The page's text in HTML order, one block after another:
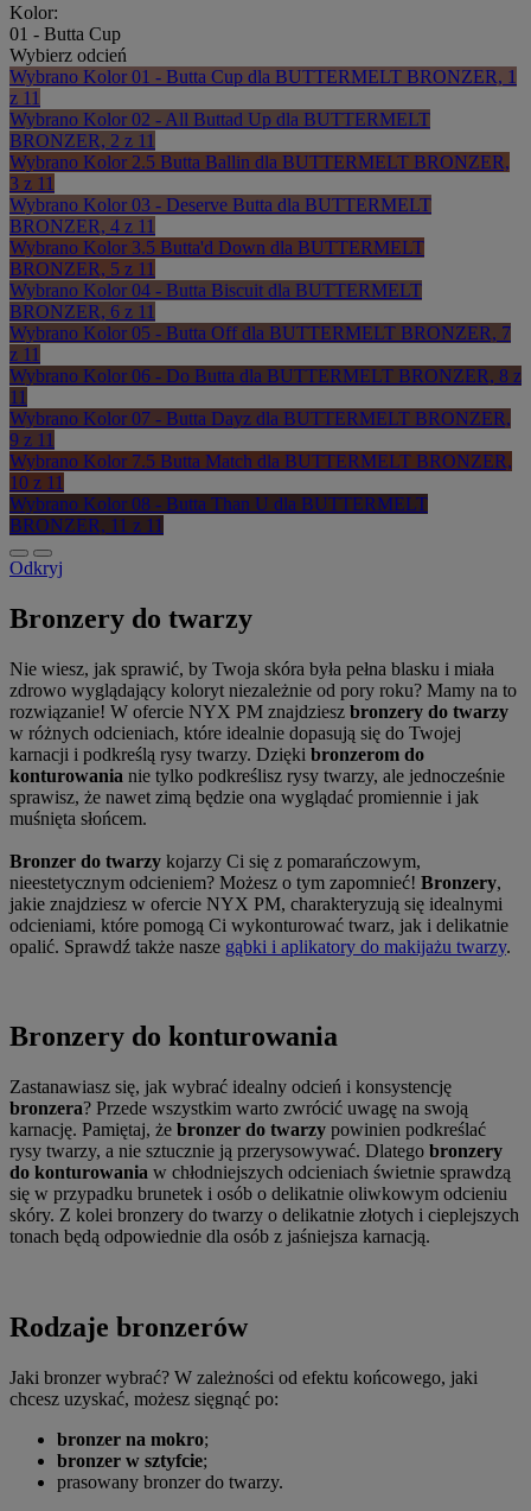
Kolor:
01 - Butta Cup
Wybierz odcień
Wybrano Kolor 01 - Butta Cup dla BUTTERMELT BRONZER, 1
z 11
Wybrano Kolor 02 - All Buttad Up dla BUTTERMELT
BRONZER, 2 z 11
Wybrano Kolor 2.5 Butta Ballin dla BUTTERMELT BRONZER,
3 z 11
Wybrano Kolor 03 - Deserve Butta dla BUTTERMELT
BRONZER, 4 z 11
Wybrano Kolor 3.5 Butta'd Down dla BUTTERMELT
BRONZER, 5 z 11
Wybrano Kolor 04 - Butta Biscuit dla BUTTERMELT
BRONZER, 6 z 11
Wybrano Kolor 05 - Butta Off dla BUTTERMELT BRONZER, 7
z 11
Wybrano Kolor 06 - Do Butta dla BUTTERMELT BRONZER, 8 z
11
Wybrano Kolor 07 - Butta Dayz dla BUTTERMELT BRONZER,
9 z 11
Wybrano Kolor 7.5 Butta Match dla BUTTERMELT BRONZER,
10 z 11
Wybrano Kolor 08 - Butta Than U dla BUTTERMELT
BRONZER, 11 z 11
Odkryj
Bronzery do twarzy
Nie wiesz, jak sprawić, by Twoja skóra była pełna blasku i miała
zdrowo wyglądający koloryt niezależnie od pory roku? Mamy na to
rozwiązanie! W ofercie NYX PM znajdziesz bronzery do twarzy
w różnych odcieniach, które idealnie dopasują się do Twojej
karnacji i podkreślą rysy twarzy. Dzięki bronzerom do
konturowania nie tylko podkreślisz rysy twarzy, ale jednocześnie
sprawisz, że nawet zimą będzie ona wyglądać promiennie i jak
muśnięta słońcem.
Bronzer do twarzy kojarzy Ci się z pomarańczowym,
nieestetycznym odcieniem? Możesz o tym zapomnieć! Bronzery,
jakie znajdziesz w ofercie NYX PM, charakteryzują się idealnymi
odcieniami, które pomogą Ci wykonturować twarz, jak i delikatnie
opalić. Sprawdź także nasze gąbki i aplikatory do makijażu twarzy.
Bronzery do konturowania
Zastanawiasz się, jak wybrać idealny odcień i konsystencję
bronzera? Przede wszystkim warto zwrócić uwagę na swoją
karnację. Pamiętaj, że bronzer do twarzy powinien podkreślać
rysy twarzy, a nie sztucznie ją przerysowywać. Dlatego bronzery
do konturowania w chłodniejszych odcieniach świetnie sprawdzą
się w przypadku brunetek i osób o delikatnie oliwkowym odcieniu
skóry. Z kolei bronzery do twarzy o delikatnie złotych i cieplejszych
tonach będą odpowiednie dla osób z jaśniejsza karnacją.
Rodzaje bronzerów
Jaki bronzer wybrać? W zależności od efektu końcowego, jaki
chcesz uzyskać, możesz sięgnąć po:
bronzer na mokro;
bronzer w sztyfcie;
prasowany bronzer do twarzy.